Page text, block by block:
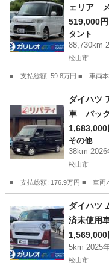
ェリア
アコン・
ル・ＨＩ
ライブレ
519,000円
タント
88,730km
松山市
■ 支払総額: 59.8万円 ■ 車両
タント
ダイハツ
車 バッ
アランス
衝突被害
キー ア
1,683,000
その他
38km 2026
松山市
■ 支払総額: 176.9万円 ■ 車
その他
ダイハツ
済未使用
トップ
ー パワ
1,569,000
5km 2025
松山市